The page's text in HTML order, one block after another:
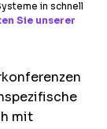
in schnell
Sie unserer
mit